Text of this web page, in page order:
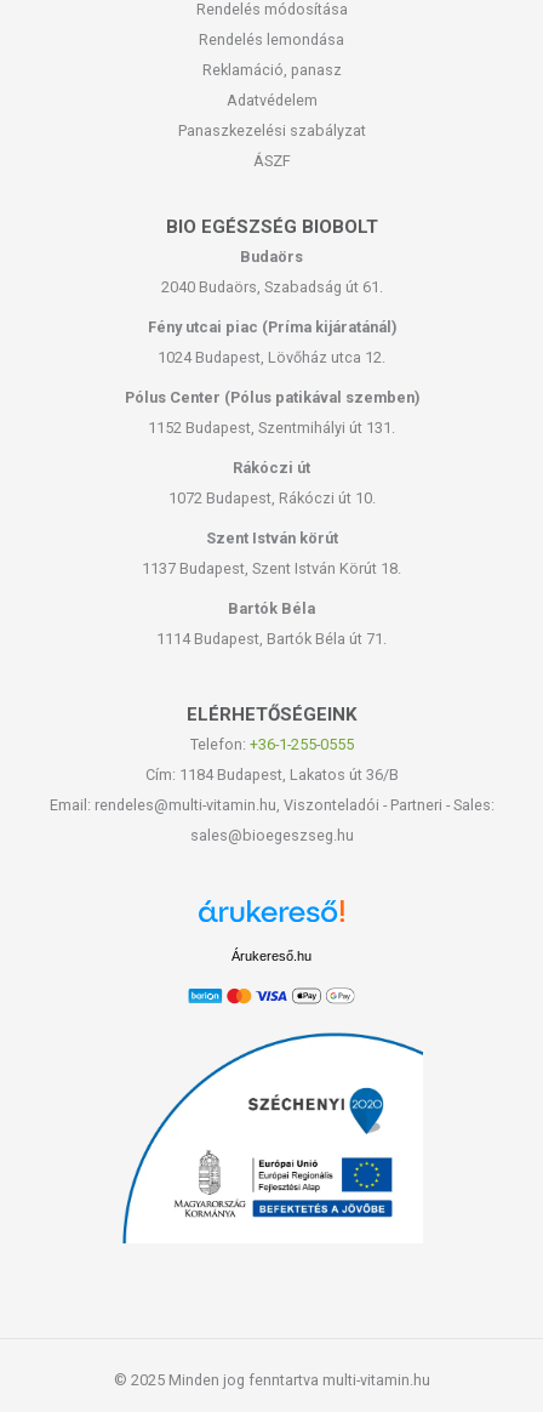
Rendelés módosítása
Rendelés lemondása
Reklamáció, panasz
Adatvédelem
Panaszkezelési szabályzat
ÁSZF
BIO EGÉSZSÉG BIOBOLT
Budaörs
2040 Budaörs, Szabadság út 61.
Fény utcai piac (Príma kijáratánál)
1024 Budapest, Lövőház utca 12.
Pólus Center (Pólus patikával szemben)
1152 Budapest, Szentmihályi út 131.
Rákóczi út
1072 Budapest, Rákóczi út 10.
Szent István körút
1137 Budapest, Szent István Körút 18.
Bartók Béla
1114 Budapest, Bartók Béla út 71.
ELÉRHETŐSÉGEINK
Telefon: +36-1-255-0555
Cím: 1184 Budapest, Lakatos út 36/B
Email: rendeles@multi-vitamin.hu, Viszonteladói - Partneri - Sales:
sales@bioegeszseg.hu
Árukereső.hu
© 2025 Minden jog fenntartva multi-vitamin.hu